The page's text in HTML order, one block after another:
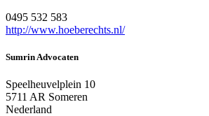
0495 532 583
http://www.hoeberechts.nl/
Sumrin Advocaten
Speelheuvelplein 10
5711 AR Someren
Nederland